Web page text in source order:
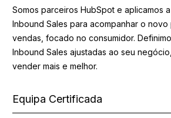
Somos parceiros HubSpot e aplicamos
Inbound Sales para acompanhar o novo
vendas, focado no consumidor.
Inbound Sales ajustadas ao seu
vender mais e melhor.
Equipa Certificada